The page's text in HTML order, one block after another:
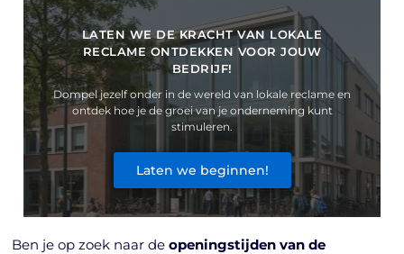
Ben je op zoek naar deopeningstijden van de
LATEN WE DE KRACHT VAN LOKALE
RECLAME ONTDEKKEN VOOR JOUW
BEDRIJF!
Dompel jezelf onder in de wereld van lokale reclame en
ontdek hoe je de groei van je onderneming kunt
stimuleren.
Laten we beginnen!